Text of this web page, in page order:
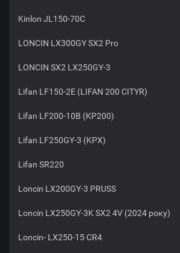
Kinlon JL150-70C
LONCIN LX300GY SX2 Pro
LONCIN SX2 LX250GY-3
Lifan LF150-2E (LIFAN 200 CITYR)
Lifan LF200-10B (KP200)
Lifan LF250GY-3 (KPX)
Lifan SR220
Loncin LX200GY-3 PRUSS
Loncin LX250GY-3K SX2 4V (2024 року)
Loncin- LX250-15 CR4